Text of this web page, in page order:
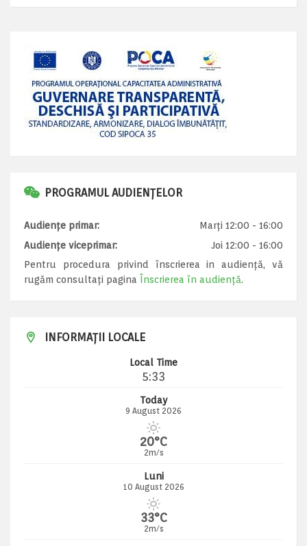
PROGRAMUL AUDIENȚELOR
Audiențe primar:
Marți 12:00 - 16:00
Audiențe viceprimar:
Joi 12:00 - 16:00
Pentru procedura privind înscrierea in audiență, vă
rugăm consultați pagina Înscrierea în audiență.
INFORMAȚII LOCALE
Local Time
5:33
Today
9 August 2026
20°C
2m/s
Luni
10 August 2026
33°C
2m/s